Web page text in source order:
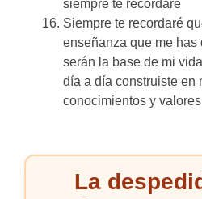
siempre te recordare
Siempre te recordaré
enseñanza que me has
serán la base de mi
día a día construiste en
conocimientos y
La